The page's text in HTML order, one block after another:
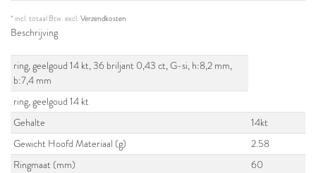
* incl. totaal Btw. excl.Verzendkosten
Beschrijving
ring, geelgoud 14 kt, 36 briljant 0,43 ct, G-si, h:8,2 mm,
b:7,4 mm
ring, geelgoud 14 kt
Gehalte
14kt
Gewicht Hoofd Materiaal (g)
2.58
Ringmaat (mm)
60